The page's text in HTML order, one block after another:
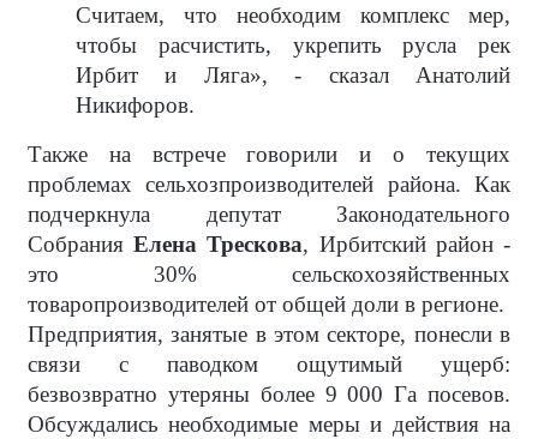
Считаем, что необходим комплекс мер,
чтобы расчистить, укрепить русла рек
Ирбит и Ляга», - сказал Анатолий
Никифоров.
Также на встрече говорили и о текущих
проблемах сельхозпроизводителей района. Как
подчеркнула депутат Законодательного
Собрания Елена Трескова, Ирбитский район -
это 30% сельскохозяйственных
товаропроизводителей от общей доли в регионе.
Предприятия, занятые в этом секторе, понесли в
связи с паводком ощутимый ущерб:
безвозвратно утеряны более 9 000 Га посевов.
Обсуждались необходимые меры и действия на